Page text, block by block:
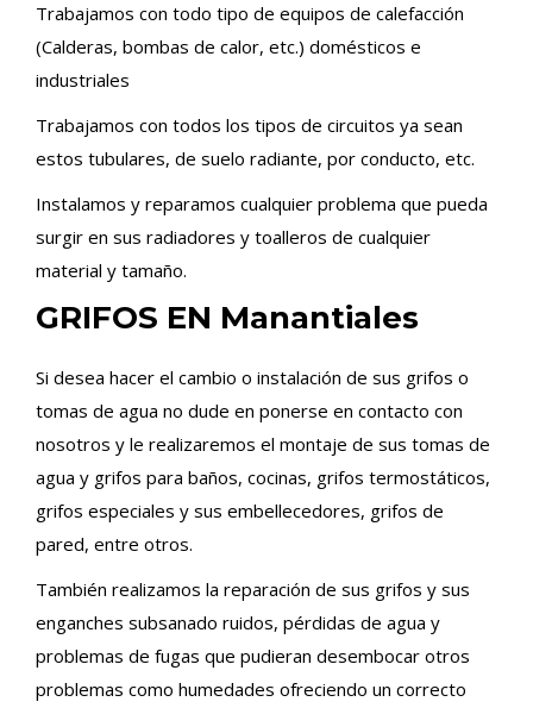
Trabajamos con todo tipo de equipos de calefacción
(Calderas, bombas de calor, etc.) domésticos e
industriales
Trabajamos con todos los tipos de circuitos ya sean
estos tubulares, de suelo radiante, por conducto, etc.
Instalamos y reparamos cualquier problema que pueda
surgir en sus radiadores y toalleros de cualquier
material y tamaño.
GRIFOS EN Manantiales
Si desea hacer el cambio o instalación de sus grifos o
tomas de agua no dude en ponerse en contacto con
nosotros y le realizaremos el montaje de sus tomas de
agua y grifos para baños, cocinas, grifos termostáticos,
grifos especiales y sus embellecedores, grifos de
pared, entre otros.
También realizamos la reparación de sus grifos y sus
enganches subsanado ruidos, pérdidas de agua y
problemas de fugas que pudieran desembocar otros
problemas como humedades ofreciendo un correcto